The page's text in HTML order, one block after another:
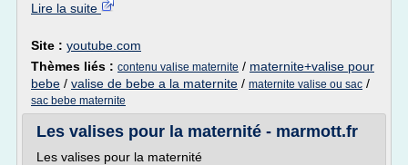
Lire la suite
Site : youtube.com
Thèmes liés : contenu valise maternite / maternite+valise pour
bebe / valise de bebe a la maternite / maternite valise ou sac /
sac bebe maternite
Les valises pour la maternité - marmott.fr
Les valises pour la maternité